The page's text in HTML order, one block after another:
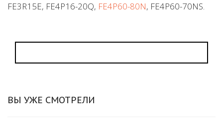
FE3R15E, FE4P16-20Q, FE4P60-80N, FE4P60-70NS.
ВЫ УЖЕ СМОТРЕЛИ